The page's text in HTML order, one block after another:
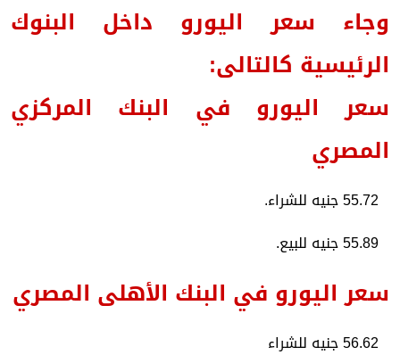
وجاء سعر اليورو داخل البنوك
الرئيسية كالتالى:
سعر اليورو في البنك المركزي
المصري
55.72 جنيه للشراء.
55.89 جنيه للبيع.
سعر اليورو في البنك الأهلى المصري
56.62 جنيه للشراء